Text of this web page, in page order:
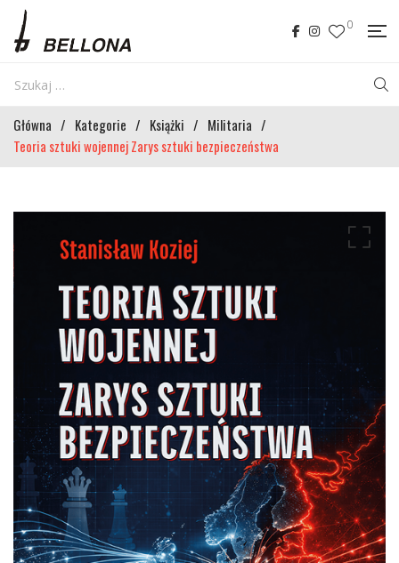
0
Główna / Kategorie / Książki / Militaria /
Teoria sztuki wojennej Zarys sztuki bezpieczeństwa